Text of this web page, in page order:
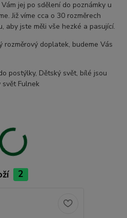
jej po sdělení do poznámky u
Již víme cca o 30 rozměrech
aby jste měli vše hezké a pasující.
rozměrový doplatek, budeme Vás
postýlky, Dětský svět, bílé jsou
Fulnek
2